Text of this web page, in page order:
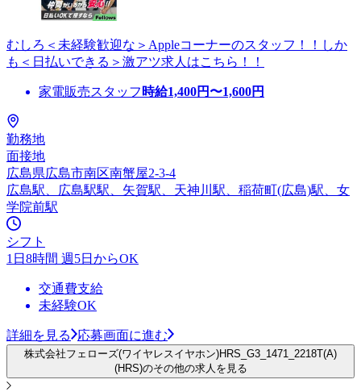
むしろ＜未経験歓迎な＞Appleコーナーのスタッフ！！しか
も＜日払いできる＞激アツ求人はこちら！！
家電販売スタッフ 時給1,400円〜1,600円
勤務地
面接地
広島県広島市南区南蟹屋2-3-4
広島駅、広島駅駅、矢賀駅、天神川駅、稲荷町(広島)駅、女
学院前駅
シフト
1日8時間 週5日からOK
交通費支給
未経験OK
詳細を見る 応募画面に進む
株式会社フェローズ(ワイヤレスイヤホン)HRS_G3_1471_2218T(A)
(HRS)のその他の求人を見る